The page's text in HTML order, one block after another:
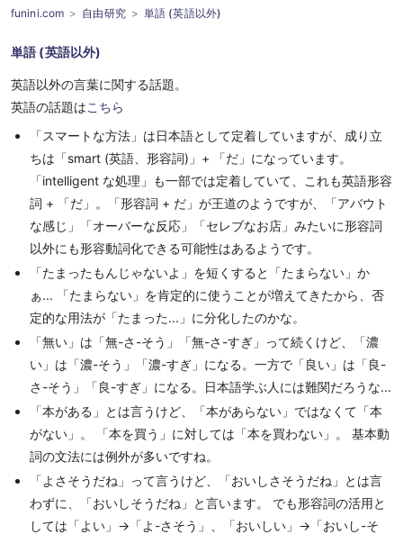
funini.com 自由研究 単語 (英語以外)
単語 (英語以外)
英語以外の言葉に関する話題。
英語の話題はこちら
「スマートな方法」は日本語として定着していますが、成り立
ちは「smart (英語、形容詞)」+ 「だ」になっています。
「intelligent な処理」も一部では定着していて、これも英語形容
詞 + 「だ」。「形容詞 + だ」が王道のようですが、「アバウト
な感じ」「オーバーな反応」「セレブなお店」みたいに形容詞
以外にも形容動詞化できる可能性はあるようです。
「たまったもんじゃないよ」を短くすると「たまらない」か
ぁ... 「たまらない」を肯定的に使うことが増えてきたから、否
定的な用法が「たまった...」に分化したのかな。
「無い」は「無-さ-そう」「無-さ-すぎ」って続くけど、「濃
い」は「濃-そう」「濃-すぎ」になる。一方で「良い」は「良-
さ-そう」「良-すぎ」になる。日本語学ぶ人には難関だろうな...
「本がある」とは言うけど、「本があらない」ではなくて「本
がない」。 「本を買う」に対しては「本を買わない」。 基本動
詞の文法には例外が多いですね。
「よさそうだね」って言うけど、「おいしさそうだね」とは言
わずに、「おいしそうだね」と言います。 でも形容詞の活用と
しては「よい」→「よ-さそう」、「おいしい」→「おいし-そ